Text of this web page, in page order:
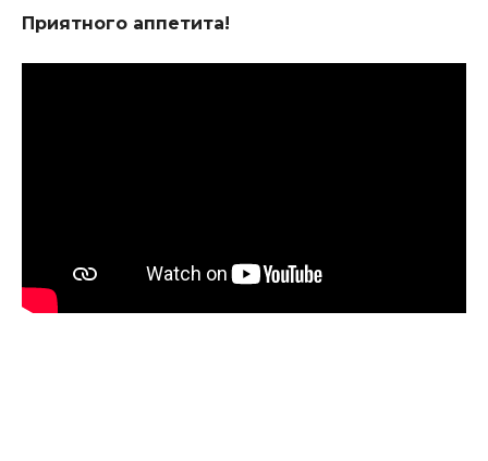
Приятного аппетита!